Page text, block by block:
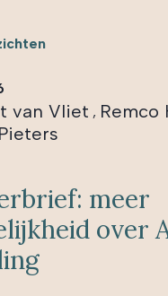
van Vliet , Remco
meer
over